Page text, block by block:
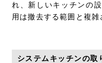
れ、新しいキッチンの
用は撤去する範囲と複雑
システムキッチンの取